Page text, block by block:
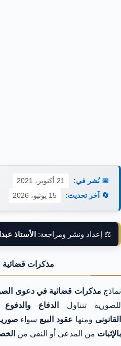
📅 نُشر في:
21 أكتوبر، 2021
🔄 آخر تحديث:
15 يونيو، 2026
⚖️ إعداد ونشر ومراجعة: الأستاذ
مذكرات قضائية
نماذج مذكرات قضائية في دعوى
للصورية تتناول
الدفاع والدفوع
القانونى ومنها عقود البيع سواء
بالإثبات من المدعى أو النفى من